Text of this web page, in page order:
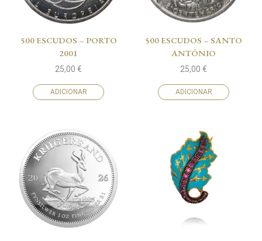
500 ESCUDOS – PORTO
2001
25,00 €
ADICIONAR
500 ESCUDOS – SANTO
ANTÓNIO
25,00 €
ADICIONAR